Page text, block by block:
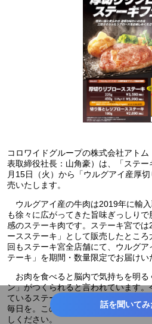
コロワイドグループの株式会社アト
表取締役社長：山角豪）は、「ステ
月15日（火）から「ウルグアイ産厚
売いたします。
ウルグアイ産の牛肉は2019年に輸
も徐々に広がってきた旨味ぎっしり
感のステーキ肉です。ステーキ宮で
ースステーキ」として販売したとこ
回もステーキ宮全店舗にて、ウルグ
テーキ」を期間・数量限定でお届け
お肉を食べると脳内で気持ちを明る
ン」がつくられると言われています
ているステーキ宮でプチ贅沢＆ガッ
毎日を。この機会に老若男女全ての
しください。
話を聞いてみ